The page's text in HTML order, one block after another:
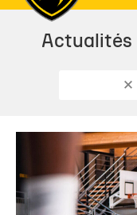
navigation
Actualités